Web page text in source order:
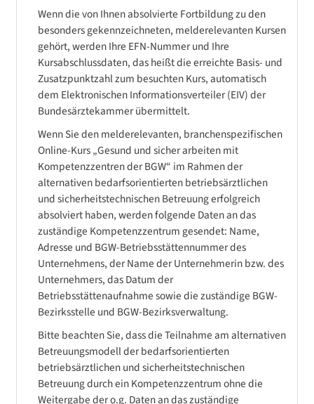
Wenn die von Ihnen absolvierte Fortbildung zu den
besonders gekennzeichneten, melderelevanten Kursen
gehört, werden Ihre EFN-Nummer und Ihre
Kursabschlussdaten, das heißt die erreichte Basis- und
Zusatzpunktzahl zum besuchten Kurs, automatisch
dem Elektronischen Informationsverteiler (EIV) der
Bundesärztekammer übermittelt.
Wenn Sie den melderelevanten, branchenspezifischen
Online-Kurs „Gesund und sicher arbeiten mit
Kompetenzzentren der BGW“ im Rahmen der
alternativen bedarfsorientierten betriebsärztlichen
und sicherheitstechnischen Betreuung erfolgreich
absolviert haben, werden folgende Daten an das
zuständige Kompetenzzentrum gesendet: Name,
Adresse und BGW-Betriebsstättennummer des
Unternehmens, der Name der Unternehmerin bzw. des
Unternehmers, das Datum der
Betriebsstättenaufnahme sowie die zuständige BGW-
Bezirksstelle und BGW-Bezirksverwaltung.
Bitte beachten Sie, dass die Teilnahme am alternativen
Betreuungsmodell der bedarfsorientierten
betriebsärztlichen und sicherheitstechnischen
Betreuung durch ein Kompetenzzentrum ohne die
Weitergabe der o.g. Daten an das zuständige